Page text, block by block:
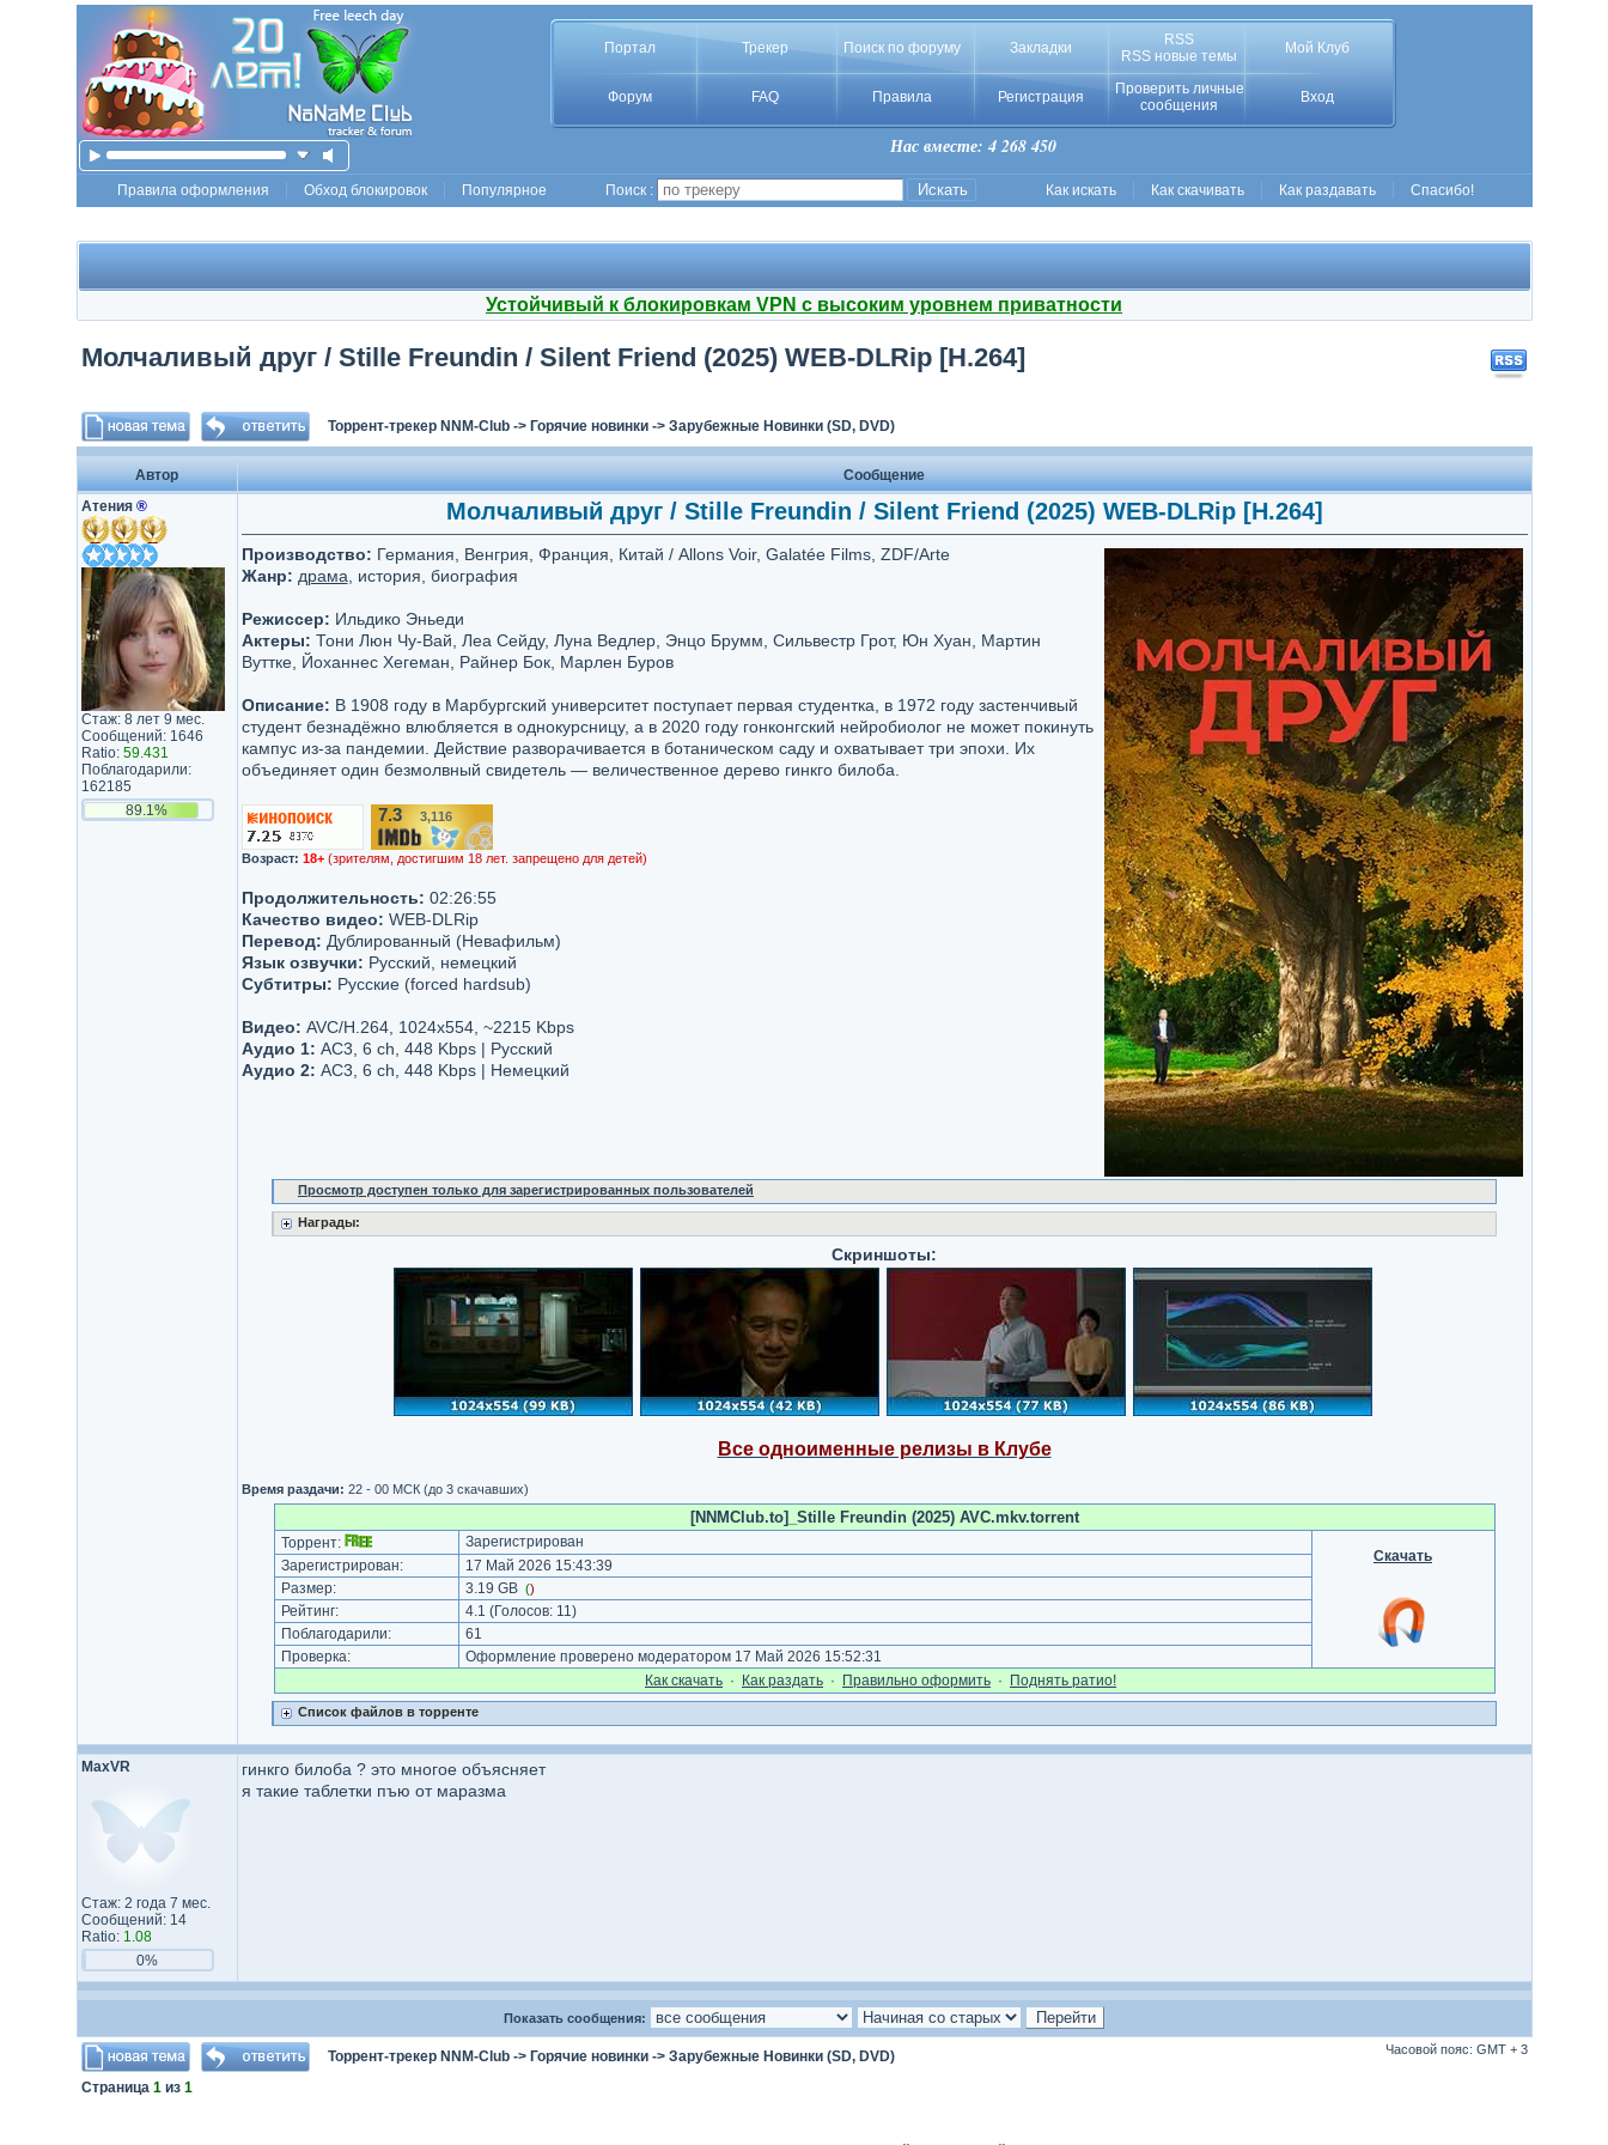
Портал Трекер Поиск по форуму Закладки
RSS
RSS новые темы
Мой Клуб
Форум FAQ Правила Регистрация
Проверить личные
сообщения
Вход
Нас вместе: 4 268 450
Правила оформления Обход блокировок Популярное Поиск : Как искать Как скачивать Как раздавать Спасибо!
Устойчивый к блокировкам VPN с высоким уровнем приватности
Молчаливый друг / Stille Freundin / Silent Friend (2025) WEB-DLRip [H.264]
Торрент-трекер NNM-Club-> Горячие новинки-> Зарубежные Новинки (SD, DVD)
Автор
Сообщение
Атения ®
Стаж: 8 лет 9 мес.
Сообщений: 1646
Ratio: 59.431
Поблагодарили:
162185
89.1%
Молчаливый друг / Stille Freundin / Silent Friend (2025) WEB-DLRip [H.264]
Производство: Германия, Венгрия, Франция, Китай / Allons Voir, Galatée Films, ZDF/Arte
Жанр: драма , история, биография
Режиссер: Ильдико Эньеди
Актеры: Тони Люн Чу-Вай, Леа Сейду, Луна Ведлер, Энцо Брумм, Сильвестр Грот, Юн Хуан, Мартин
Вуттке, Йоханнес Хегеман, Райнер Бок, Марлен Буров
Описание: В 1908 году в Марбургский университет поступает первая студентка, в 1972 году застенчивый
студент безнадёжно влюбляется в однокурсницу, а в 2020 году гонконгский нейробиолог не может покинуть
кампус из-за пандемии. Действие разворачивается в ботаническом саду и охватывает три эпохи. Их
объединяет один безмолвный свидетель — величественное дерево гинкго билоба.
7.3/10 3,116
Возраст: 18+ (зрителям, достигшим 18 лет. запрещено для детей)
Продолжительность: 02:26:55
Качество видео: WEB-DLRip
Перевод: Дублированный (Невафильм)
Язык озвучки: Русский, немецкий
Субтитры: Русские (forced hardsub)
Видео: AVC/H.264, 1024x554, ~2215 Kbps
Аудио 1: AC3, 6 ch, 448 Kbps | Русский
Аудио 2: AC3, 6 ch, 448 Kbps | Немецкий
Просмотр доступен только для зарегистрированных пользователей
Награды:
Скриншоты:
Все одноименные релизы в Клубе
Время раздачи: 22 - 00 МСК (до 3 скачавших)
[NNMClub.to]_Stille Freundin (2025) AVC.mkv.torrent
Торрент:
Зарегистрирован
Скачать
Зарегистрирован:
17 Май 2026 15:43:39
Размер:
3.19 GB ()
Рейтинг: 4.1 (Голосов: 11)
Поблагодарили:
61
Проверка:
Оформление проверено модератором 17 Май 2026 15:52:31
Как cкачать · Как раздать · Правильно оформить · Поднять ратио!
Список файлов в торренте
MaxVR
Стаж: 2 года 7 мес.
Сообщений: 14
Ratio: 1.08
0%
гинкго билоба ? это многое объясняет
я такие таблетки пъю от маразма
Показать сообщения:
Торрент-трекер NNM-Club-> Горячие новинки-> Зарубежные Новинки (SD, DVD) Часовой пояс: GMT + 3
Страница 1из 1